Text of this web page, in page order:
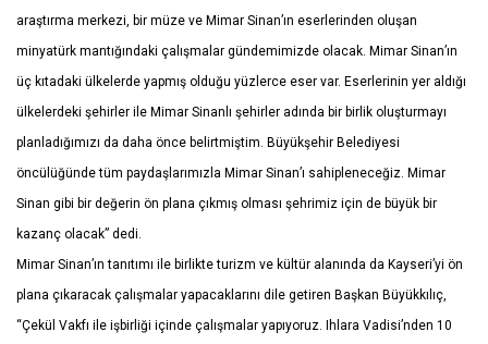
araştırma merkezi, bir müze ve Mimar Sinan’ın eserlerinden oluşan
minyatürk mantığındaki çalışmalar gündemimizde olacak. Mimar Sinan’ın
üç kıtadaki ülkelerde yapmış olduğu yüzlerce eser var. Eserlerinin yer aldığı
ülkelerdeki şehirler ile Mimar Sinanlı şehirler adında bir birlik oluşturmayı
planladığımızı da daha önce belirtmiştim. Büyükşehir Belediyesi
öncülüğünde tüm paydaşlarımızla Mimar Sinan’ı sahipleneceğiz. Mimar
Sinan gibi bir değerin ön plana çıkmış olması şehrimiz için de büyük bir
kazanç olacak” dedi.
Mimar Sinan’ın tanıtımı ile birlikte turizm ve kültür alanında da Kayseri’yi ön
plana çıkaracak çalışmalar yapacaklarını dile getiren Başkan Büyükkılıç,
“Çekül Vakfı ile işbirliği içinde çalışmalar yapıyoruz. Ihlara Vadisi’nden 10